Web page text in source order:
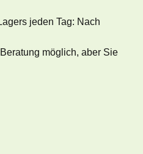
jeden Tag: Nach
möglich, aber Sie